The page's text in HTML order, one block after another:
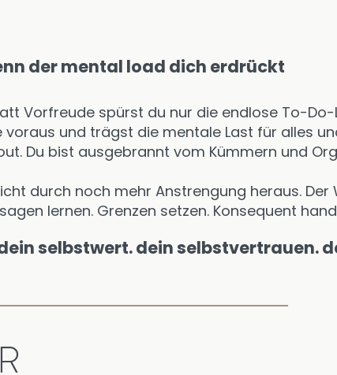
der mental load dich erdrückt
Vorfreude spürst du nur die endlose To-Do-
und trägst die mentale Last für alles
Du bist ausgebrannt vom Kümmern und
durch noch mehr Anstrengung heraus.
lernen. Grenzen setzen. Konsequent
selbstwert. dein selbstvertrauen.